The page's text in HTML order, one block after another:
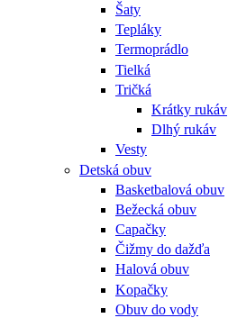
Šaty
Tepláky
Termoprádlo
Tielká
Tričká
Krátky rukáv
Dlhý rukáv
Vesty
Detská obuv
Basketbalová obuv
Bežecká obuv
Capačky
Čižmy do dažďa
Halová obuv
Kopačky
Obuv do vody